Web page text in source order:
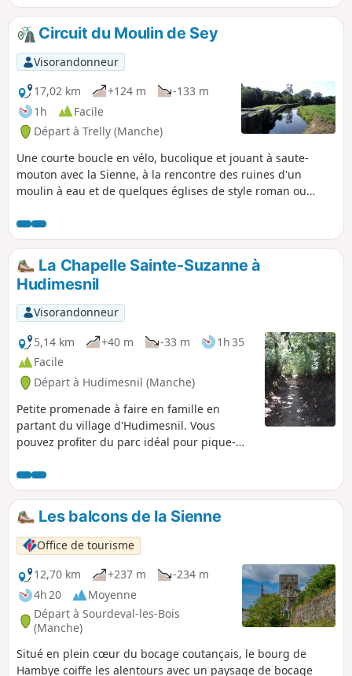
Circuit du Moulin de Sey
Visorandonneur
17,02 km
+124 m
-133 m
1h
Facile
Départ à Trelly (Manche)
Une courte boucle en vélo, bucolique et jouant à saute-
mouton avec la Sienne, à la rencontre des ruines d'un
moulin à eau et de quelques églises de style roman ou
La Chapelle Sainte-Suzanne à
Hudimesnil
Visorandonneur
5,14 km
+40 m -33 m
1h 35
Facile
Départ à Hudimesnil (Manche)
Petite promenade à faire en famille en
partant du village d'Hudimesnil. Vous
pouvez profiter du parc idéal pour pique-
enfants.
Les balcons de la Sienne
Office de tourisme
12,70 km
+237 m
-234 m
4h 20
Moyenne
Départ à Sourdeval-les-Bois
(Manche)
Situé en plein cœur du bocage coutançais, le bourg de
Hambye coiffe les alentours avec un paysage de bocage